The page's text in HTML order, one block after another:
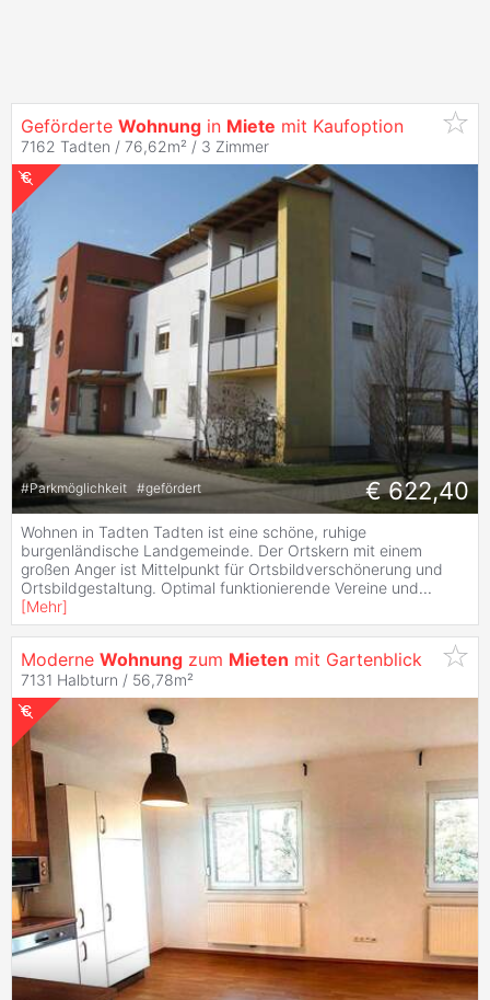
Geförderte Wohnung in Miete mit Kaufoption
7162 Tadten / 76,62m² / 3 Zimmer
#Parkmöglichkeit #gefördert € 622,40
Wohnen in Tadten Tadten ist eine schöne, ruhige
burgenländische Landgemeinde. Der Ortskern mit einem
großen Anger ist Mittelpunkt für Ortsbildverschönerung und
Ortsbildgestaltung. Optimal funktionierende Vereine und...
[Mehr]
Moderne Wohnung zum Mieten mit Gartenblick
7131 Halbturn / 56,78m²